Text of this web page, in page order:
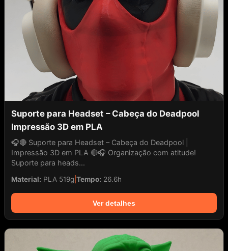
Suporte para Headset – Cabeça do Deadpool
Impressão 3D em PLA
🎧🔴 Suporte para Headset – Cabeça do Deadpool |
Impressão 3D em PLA 🔴🎧 Organização com atitude!
Suporte para heads...
Material: PLA 519g| Tempo: 26.6h
Ver detalhes